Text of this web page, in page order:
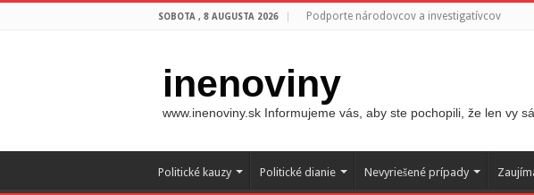
SOBOTA , 8 AUGUSTA 2026 Podporte národovcov a investigatívcov
inenoviny
www.inenoviny.sk Informujeme vás, aby ste pochopili, že len vy
Politické kauzy Politické dianie Nevyriešené prípady